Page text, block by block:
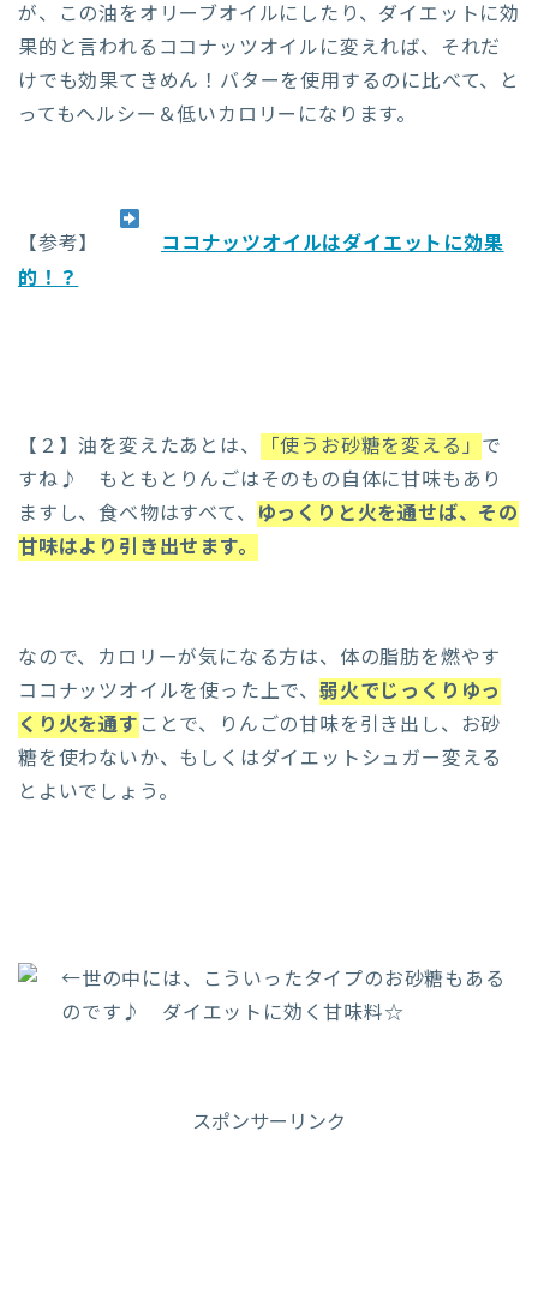
が、この油をオリーブオイルにしたり、ダイエットに効
果的と言われるココナッツオイルに変えれば、それだ
けでも効果てきめん！バターを使用するのに比べて、と
ってもヘルシー＆低いカロリーになります。
【参考】
ココナッツオイルはダイエットに効果
的！？
【２】油を変えたあとは、 「使うお砂糖を変える」 で
すね♪ もともとりんごはそのもの自体に甘味もあり
ますし、食べ物はすべて、
ゆっくりと火を通せば、その
甘味はより引き出せます。
なので、カロリーが気になる方は、体の脂肪を燃やす
ココナッツオイルを使った上で、 弱火でじっくりゆっ
くり火を通す ことで、りんごの甘味を引き出し、お砂
糖を使わないか、もしくはダイエットシュガー変える
とよいでしょう。
←世の中には、こういったタイプのお砂糖もある
のです♪ ダイエットに効く甘味料☆
スポンサーリンク